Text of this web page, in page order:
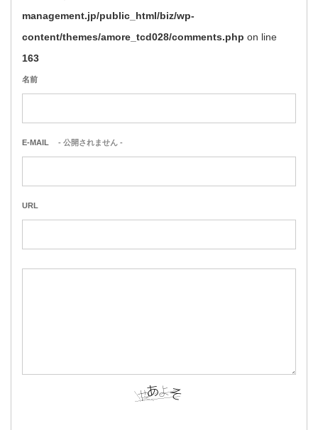
management.jp/public_html/biz/wp-
content/themes/amore_tcd028/comments.php on line
163
名前
E-MAIL - 公開されません -
URL